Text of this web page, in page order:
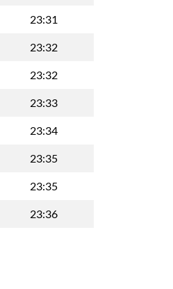
23:31
23:32
23:32
23:33
23:34
23:35
23:35
23:36